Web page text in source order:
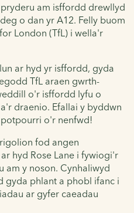
am isffordd drewllyd
o dan yr A12. Felly buom
London (TfL) i wella'r
ar hyd yr isffordd, gyda
TfL araen gwrth-
o'r isffordd lyfu o
draenio. Efallai y byddwn
o'r nenfwd!
fod angen
hyd Rose Lane i fywiogi'r
am y noson. Cynhaliwyd
gyda phlant a phobl ifanc i
ar gyfer caeadau